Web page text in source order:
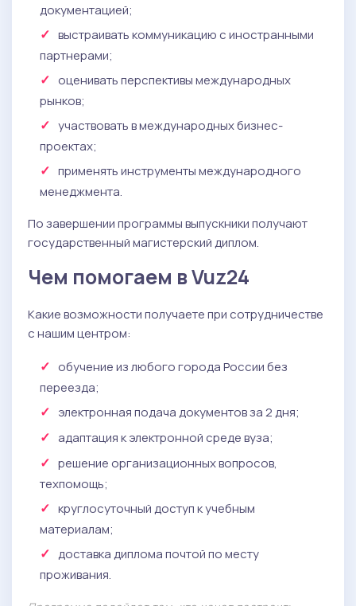
документацией;
выстраивать коммуникацию с иностранными
партнерами;
оценивать перспективы международных
рынков;
участвовать в международных бизнес-
проектах;
применять инструменты международного
менеджмента.
По завершении программы выпускники получают
государственный магистерский диплом.
Чем помогаем в Vuz24
Какие возможности получаете при сотрудничестве
с нашим центром:
обучение из любого города России без
переезда;
электронная подача документов за 2 дня;
адаптация к электронной среде вуза;
решение организационных вопросов,
техпомощь;
круглосуточный доступ к учебным
материалам;
доставка диплома почтой по месту
проживания.